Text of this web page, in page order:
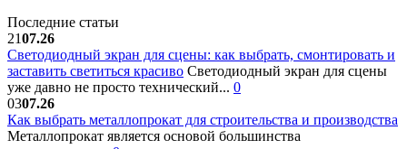
Последние статьи
2107.26
Светодиодный экран для сцены: как выбрать, смонтировать и
заставить светиться красиво Светодиодный экран для сцены
уже давно не просто технический... 0
0307.26
Как выбрать металлопрокат для строительства и производства
Металлопрокат является основой большинства